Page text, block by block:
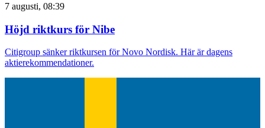
7 augusti, 08:39
Höjd riktkurs för Nibe
Citigroup sänker riktkursen för Novo Nordisk. Här är dagens
aktierekommendationer.